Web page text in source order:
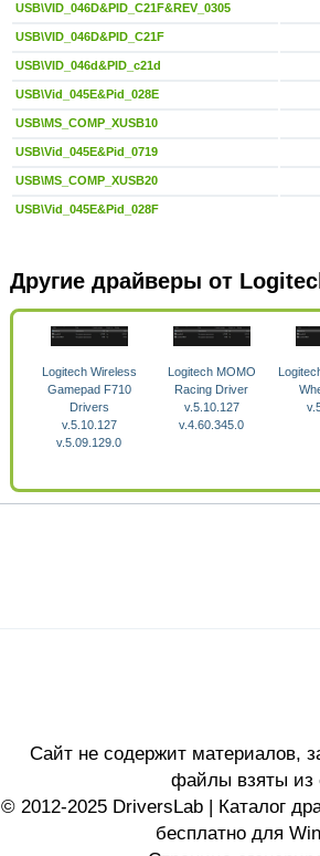
USB\VID_046D&PID_C21F&REV_0305
USB\VID_046D&PID_C21F
USB\VID_046d&PID_c21d
USB\Vid_045E&Pid_028E
USB\MS_COMP_XUSB10
USB\Vid_045E&Pid_0719
USB\MS_COMP_XUSB20
USB\Vid_045E&Pid_028F
Другие драйверы от
Logitech Wireless
Gamepad F710
Drivers
v.5.10.127
v.5.09.129.0
Logitech MOMO
Racing Driver
v.5.10.127
v.4.60.345.0
Сайт не содержит материалов,
файлы взяты из
© 2012-2025 DriversLab | Каталог
бесплатно для